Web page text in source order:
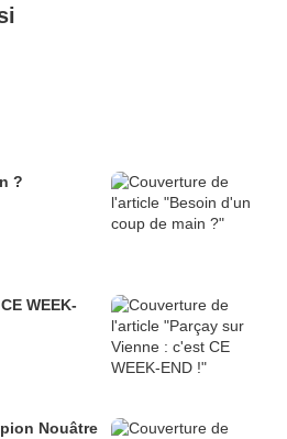
?
WEEK-
Nouâtre